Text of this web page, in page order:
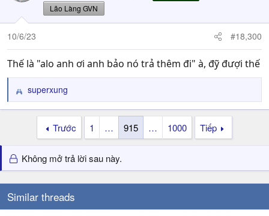
Lão Làng GVN
10/6/23 #18,300
Thế là "alo anh ơi anh bảo nó trả thêm đi" à, đỹ đượi thế
R
e
i
o
n
s
:
superxung
Trước 1 … 915 … 1000 Tiếp
Không mở trả lời sau này.
Similar threads